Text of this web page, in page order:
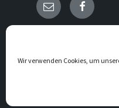
Wir verwenden Cookies, um
E-